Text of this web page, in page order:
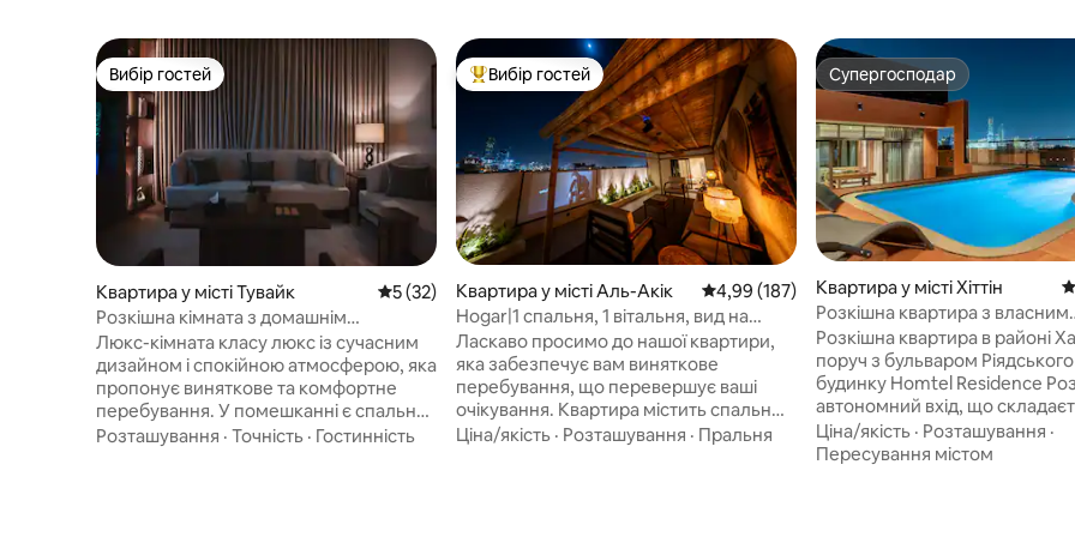
Вибір гостей
Вибір гостей
Квартира у місті Тувайк Середня оцінка: 5 з 5, відгуки: 32
5 (32)
Розкішна кімната з домашнім
кінотеатром поблизу парку розваг «Six
Flags Qiddiya»
Люкс-кімната класу люкс із сучасним
дизайном і спокійною атмосферою, яка
пропонує виняткове та комфортне
перебування. У помешканні є спальня
з ліжком розміру «king size» та
Розташування · Точність · Гостинність
Топ вибір гостей
Вибір гостей
Квартира у місті Аль-Акік Середня оцінка: 4,99 з 5, відгуки: 187
4,99 (187)
Hogar|1 спальня, 1 вітальня, вид на
KAFD, тераса тощо
Ласкаво просимо до нашої квартири,
яка забезпечує вам виняткове
перебування, що перевершує ваші
очікування. Квартира містить спальню,
обладнану найкращими матрацами, а
Ціна/якість · Розташування · Пральня
Супергосподар
Супергосподар
Квартира у місті Хіттін
Розкішна квартира з власним
басейном 12
Розкішна квартира в районі
поруч з бульваром
будинку Homtel Residence
автономний вхід, що
Приватний басейн з видом на
бульвар - Більярд - Зовнішнє сидіння -
Ціна/якість · Розташування ·
Пересування містом